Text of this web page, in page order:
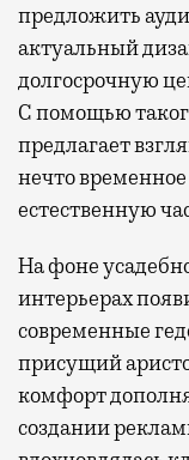
предложить
актуальный
долгосрочную
С помощью
предлагает
нечто
естественную
На фоне
интерьерах
современные
присущий
комфорт
создании